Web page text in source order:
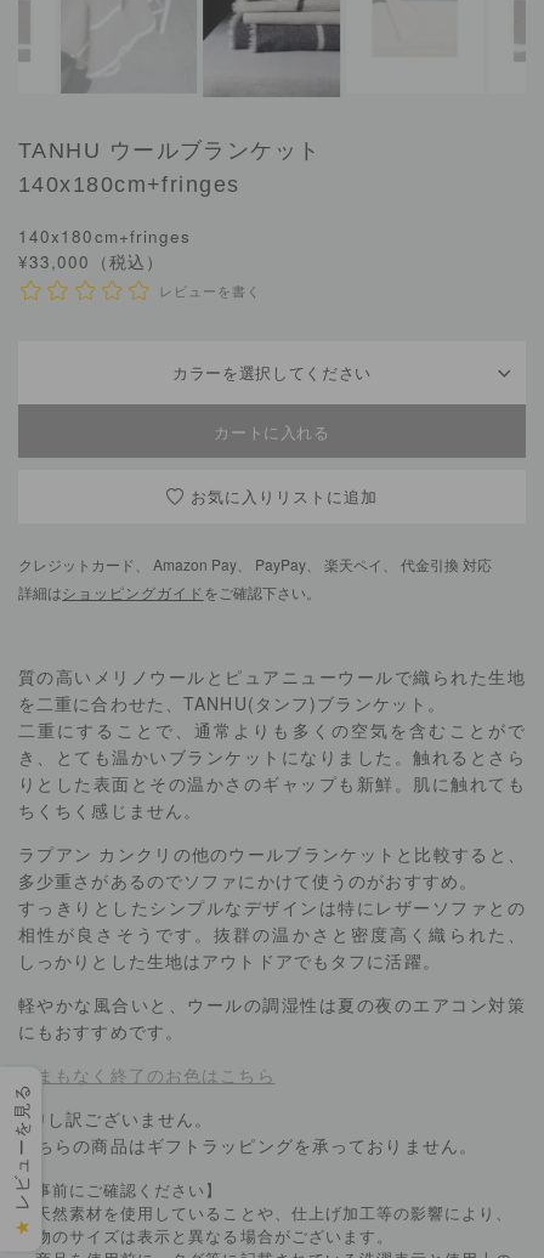
TANHU ウールブランケット
140x180cm+fringes
140x180cm+fringes
¥33,000（税込）
レビューを書く
カラーを選択してください
お気に入りリスト
クレジットカード、 Amazon Pay、 PayPay、 楽天ペイ、 代金引換 対応
詳細はショッピングガイド をご確認下さい。
質の高いメリノウールとピュアニューウールで織られた生地
を二重に合わせた、TANHU(タンフ)ブランケット。
二重にすることで、通常よりも多くの空気を含むことがで
き、とても温かいブランケットになりました。触れるとさら
りとした表面とその温かさのギャップも新鮮。肌に触れても
ちくちく感じません。
ラプアン カンクリの他のウールブランケットと比較すると、
多少重さがあるのでソファにかけて使うのがおすすめ。
すっきりとしたシンプルなデザインは特にレザーソファとの
相性が良さそうです。抜群の温かさと密度高く織られた、
しっかりとした生地はアウトドアでもタフに活躍。
軽やかな風合いと、ウールの調湿性は夏の夜のエアコン対策
にもおすすめです。
▶まもなく終了のお色はこちら
※申し訳ございません。
こちらの商品はギフトラッピングを承っておりません。
【事前にご確認ください】
・天然素材を使用していることや、仕上げ加工等の影響により、
実物のサイズは表示と異なる場合がございます。
★
レビューを見る